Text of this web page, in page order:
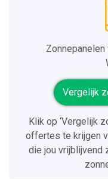
Vergelijk
Klik op ‘Vergelijk
offertes te krijgen
die jou vrijblijvend